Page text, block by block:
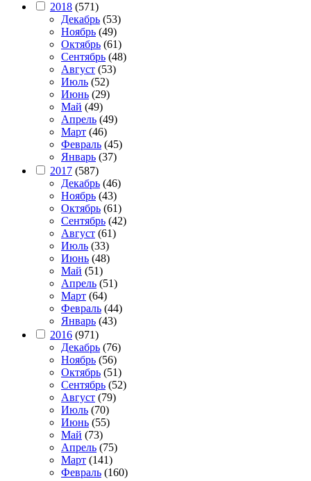
2018 (571)
Декабрь (53)
Ноябрь (49)
Октябрь (61)
Сентябрь (48)
Август (53)
Июль (52)
Июнь (29)
Май (49)
Апрель (49)
Март (46)
Февраль (45)
Январь (37)
2017 (587)
Декабрь (46)
Ноябрь (43)
Октябрь (61)
Сентябрь (42)
Август (61)
Июль (33)
Июнь (48)
Май (51)
Апрель (51)
Март (64)
Февраль (44)
Январь (43)
2016 (971)
Декабрь (76)
Ноябрь (56)
Октябрь (51)
Сентябрь (52)
Август (79)
Июль (70)
Июнь (55)
Май (73)
Апрель (75)
Март (141)
Февраль (160)